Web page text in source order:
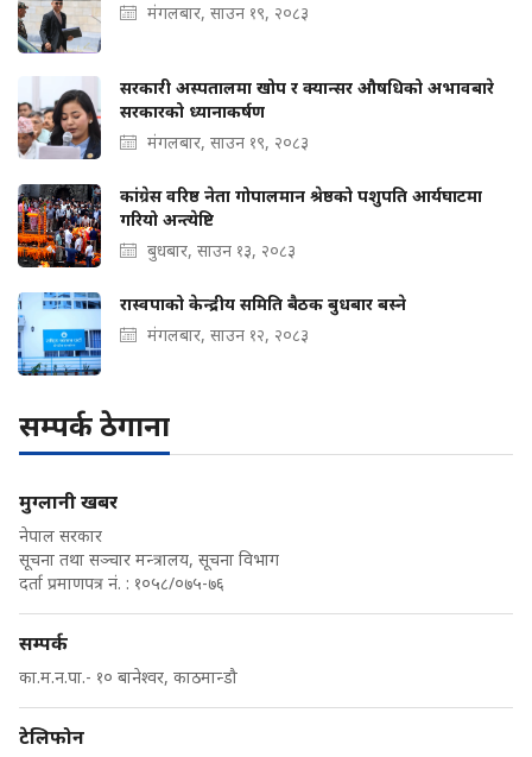
मंगलबार, साउन १९, २०८३
सरकारी अस्पतालमा खोप र क्यान्सर औषधिको अभावबारे
सरकारको ध्यानाकर्षण
मंगलबार, साउन १९, २०८३
कांग्रेस वरिष्ठ नेता गोपालमान श्रेष्ठको पशुपति आर्यघाटमा
गरियो अन्त्येष्टि
बुधबार, साउन १३, २०८३
रास्वपाको केन्द्रीय समिति बैठक बुधबार बस्ने
मंगलबार, साउन १२, २०८३
सम्पर्क ठेगाना
मुग्लानी खबर
नेपाल सरकार
सूचना तथा सञ्चार मन्त्रालय, सूचना विभाग
दर्ता प्रमाणपत्र नं. : १०५८/०७५-७६
सम्पर्क
का.म.न.पा.- १० बानेश्वर, काठमान्डौ
टेलिफोन